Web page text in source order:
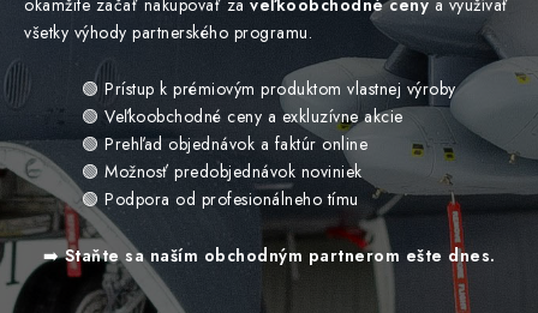
okamžite začať nakupovať za veľkoobchodné ceny a využívať
všetky výhody partnerského programu.
🟢 Prístup k prémiovým produktom vlastnej výroby
🟢 Veľkoobchodné ceny a exkluzívne akcie
🟢 Prehľad objednávok a faktúr online
🟢 Možnosť predobjednávok noviniek
🟢 Podpora od profesionálneho tímu
➡️Staňte sa naším obchodným partnerom ešte dnes.